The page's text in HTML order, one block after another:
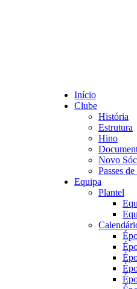
Início
Clube
História
Estrutura
Hino
Novo
Passes
Equipa
Plantel